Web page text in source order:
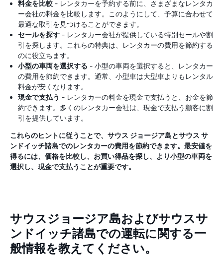
料金を比較 - レンタカーを予約する前に、さまざまなレンタカ
ー会社の料金を比較します。このようにして、予算に合わせて
最適な取引を見つけることができます。
セールを探す - レンタカー会社が提供している特別セールや割
引を探します。これらの特典は、レンタカーの費用を節約する
のに役立ちます。
小型の車両を選択する - 小型の車両を選択すると、レンタカー
の費用を節約できます。通常、小型車は大型車よりもレンタル
料金が安くなります。
現金で支払う - レンタカーの料金を現金で支払うと、お金を節
約できます。多くのレンタカー会社は、現金で支払う顧客に割
引を提供しています。
これらのヒントに従うことで、サウス ジョージア島とサウス サ
ンドイッチ諸島でのレンタカーの費用を節約できます。最安値を
得るには、価格を比較し、お買い得品を探し、より小型の車両を
選択し、現金で支払うことが重要です。
サウスジョージア島およびサウスサ
ンドイッチ諸島での運転に関する一
般情報を教えてください。